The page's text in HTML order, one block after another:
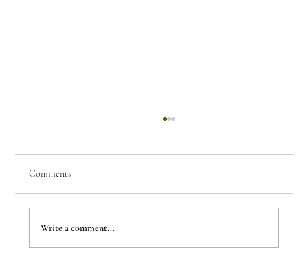
The Evergreen Sindroms by Hej Studio
Comments
Write a comment...